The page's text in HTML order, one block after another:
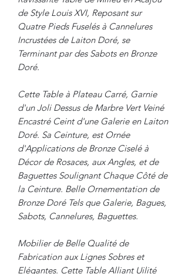
de Style Louis XVI, Reposant sur
Quatre Pieds Fuselés à Cannelures
Incrustées de Laiton Doré, se
Terminant par des Sabots en Bronze
Doré.
Cette Table à Plateau Carré, Garnie
d'un Joli Dessus de Marbre Vert Veiné
Encastré Ceint d'une Galerie en Laiton
Doré. Sa Ceinture, est Ornée
d'Applications de Bronze Ciselé à
Décor de Rosaces, aux Angles, et de
Baguettes Soulignant Chaque Côté de
la Ceinture. Belle Ornementation de
Bronze Doré Tels que Galerie, Bagues,
Sabots, Cannelures, Baguettes.
Mobilier de Belle Qualité de
Fabrication aux Lignes Sobres et
Elégantes. Cette Table Alliant Uilité